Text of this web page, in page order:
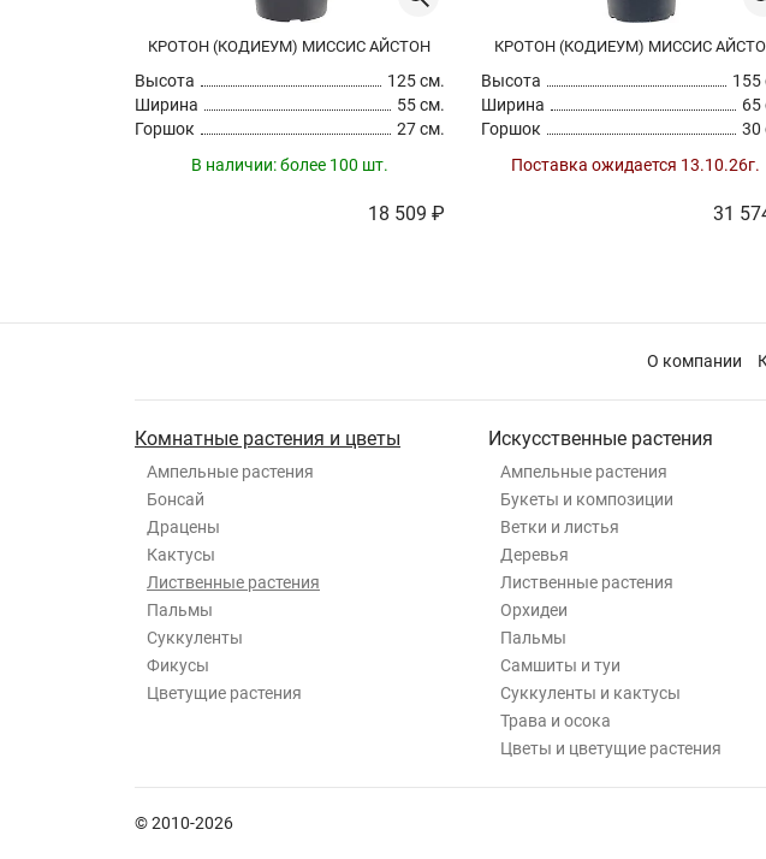
КРОТОН (КОДИЕУМ) МИССИС АЙСТОН
Высота
125 см.
Ширина
55 см.
Горшок
27 см.
В наличии:более 100 шт.
18 509 ₽
КРОТОН (КОДИЕУМ) МИССИС
Высота
155
Ширина
65
Горшок
30
Поставка ожидается 13.10.26г.
31
О компании
Комнатные растения и цветы
Ампельные растения
Бонсай
Драцены
Кактусы
Лиственные растения
Пальмы
Суккуленты
Фикусы
Цветущие растения
Искусственные растения
Ампельные растения
Букеты и композиции
Ветки и листья
Деревья
Лиственные растения
Орхидеи
Пальмы
Самшиты и туи
Суккуленты и кактусы
Трава и осока
Цветы и цветущие растения
© 2010-2026